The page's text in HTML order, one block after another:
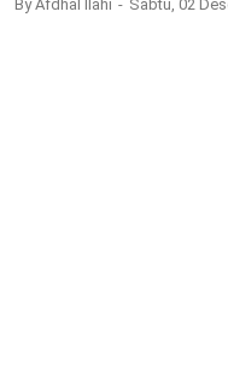
ByAfdhal Ilahi Sabtu, 02